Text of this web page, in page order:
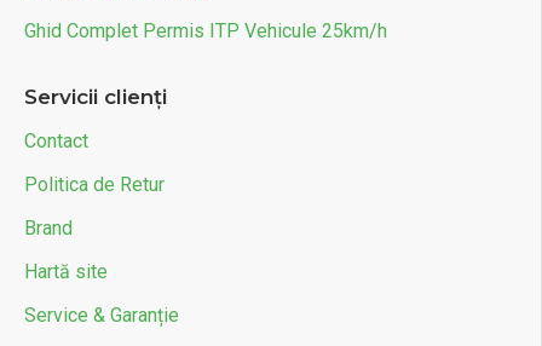
Ghid Complet Permis ITP Vehicule 25km/h
Servicii clienți
Contact
Politica de Retur
Brand
Hartă site
Service & Garanție